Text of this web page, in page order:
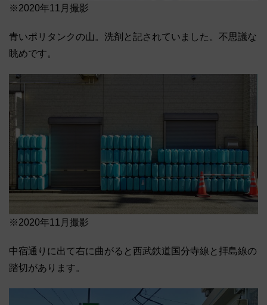
※2020年11月撮影
青いポリタンクの山。洗剤と記されていました。不思議な
眺めです。
※2020年11月撮影
中宿通りに出て右に曲がると西武鉄道国分寺線と拝島線の
踏切があります。